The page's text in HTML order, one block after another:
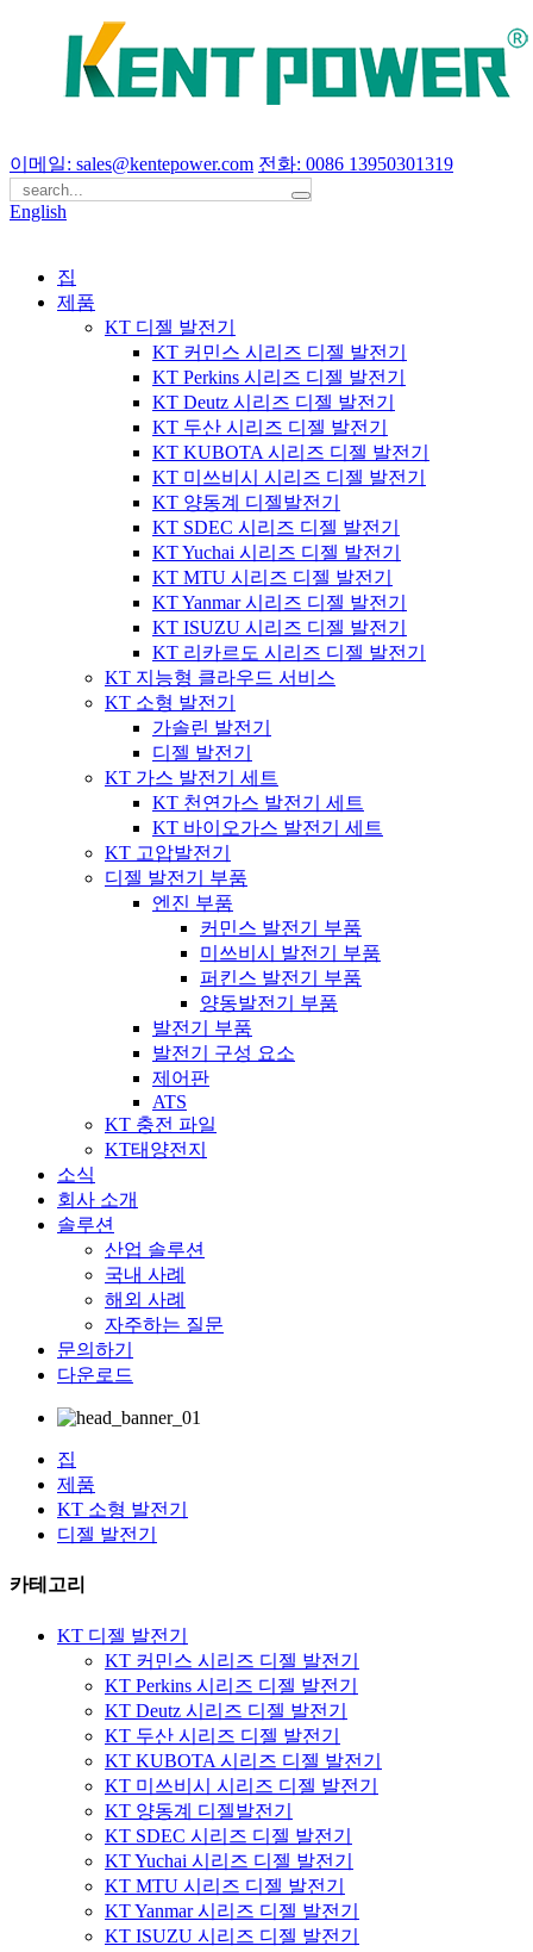
이메일: sales@kentepower.com 전화: 0086 13950301319
English
집
제품
KT 디젤 발전기
KT 커민스 시리즈 디젤 발전기
KT Perkins 시리즈 디젤 발전기
KT Deutz 시리즈 디젤 발전기
KT 두산 시리즈 디젤 발전기
KT KUBOTA 시리즈 디젤 발전기
KT 미쓰비시 시리즈 디젤 발전기
KT 양동계 디젤발전기
KT SDEC 시리즈 디젤 발전기
KT Yuchai 시리즈 디젤 발전기
KT MTU 시리즈 디젤 발전기
KT Yanmar 시리즈 디젤 발전기
KT ISUZU 시리즈 디젤 발전기
KT 리카르도 시리즈 디젤 발전기
KT 지능형 클라우드 서비스
KT 소형 발전기
가솔린 발전기
디젤 발전기
KT 가스 발전기 세트
KT 천연가스 발전기 세트
KT 바이오가스 발전기 세트
KT 고압발전기
디젤 발전기 부품
엔진 부품
커민스 발전기 부품
미쓰비시 발전기 부품
퍼킨스 발전기 부품
양동발전기 부품
발전기 부품
발전기 구성 요소
제어판
ATS
KT 충전 파일
KT태양전지
소식
회사 소개
솔루션
산업 솔루션
국내 사례
해외 사례
자주하는 질문
문의하기
다운로드
집
제품
KT 소형 발전기
디젤 발전기
카테고리
KT 디젤 발전기
KT 커민스 시리즈 디젤 발전기
KT Perkins 시리즈 디젤 발전기
KT Deutz 시리즈 디젤 발전기
KT 두산 시리즈 디젤 발전기
KT KUBOTA 시리즈 디젤 발전기
KT 미쓰비시 시리즈 디젤 발전기
KT 양동계 디젤발전기
KT SDEC 시리즈 디젤 발전기
KT Yuchai 시리즈 디젤 발전기
KT MTU 시리즈 디젤 발전기
KT Yanmar 시리즈 디젤 발전기
KT ISUZU 시리즈 디젤 발전기